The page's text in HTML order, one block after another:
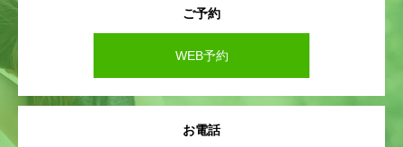
ご予約
WEB予約
お電話